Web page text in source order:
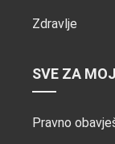
Zdravlje
SVE ZA
Pravno